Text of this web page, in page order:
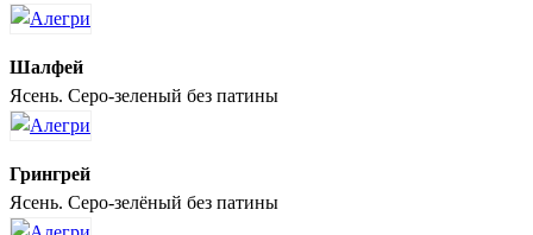
Шалфей
Ясень. Серо-зеленый без патины
Грингрей
Ясень. Серо-зелёный без патины